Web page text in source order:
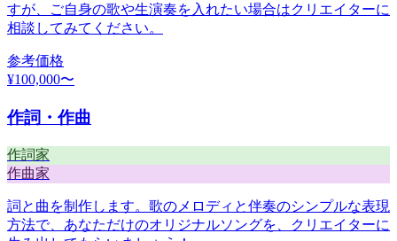
すが、ご自身の歌や生演奏を入れたい場合はクリエイターに
相談してみてください。
参考価格
¥100,000〜
作詞・作曲
作詞家
作曲家
詞と曲を制作します。歌のメロディと伴奏のシンプルな表現
方法で、あなただけのオリジナルソングを、クリエイターに